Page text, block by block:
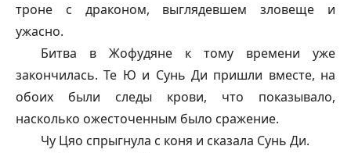
троне с драконом, выглядевшем зловеще и
ужасно.
Битва в Жофудяне к тому времени уже
закончилась. Те Ю и Сунь Ди пришли вместе, на
обоих были следы крови, что показывало,
насколько ожесточенным было сражение.
Чу Цяо спрыгнула с коня и сказала Сунь Ди.